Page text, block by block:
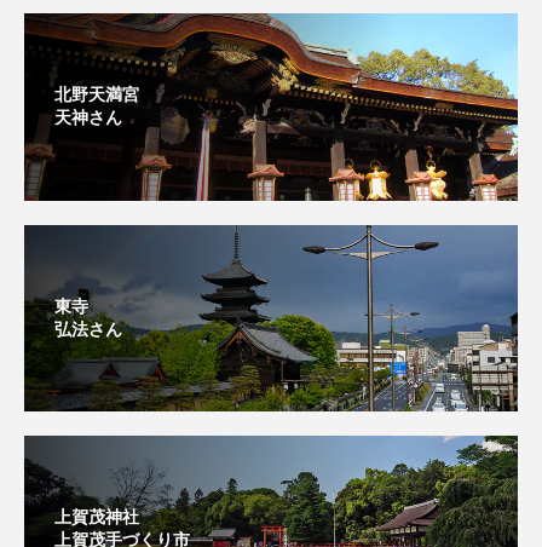
北野天満宮
天神さん
東寺
弘法さん
上賀茂神社
上賀茂手づくり市⁡